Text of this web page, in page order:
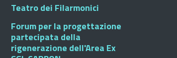
Teatro dei Filarmonici
Forum per la progettazione
partecipata della
rigenerazione dell'Area Ex